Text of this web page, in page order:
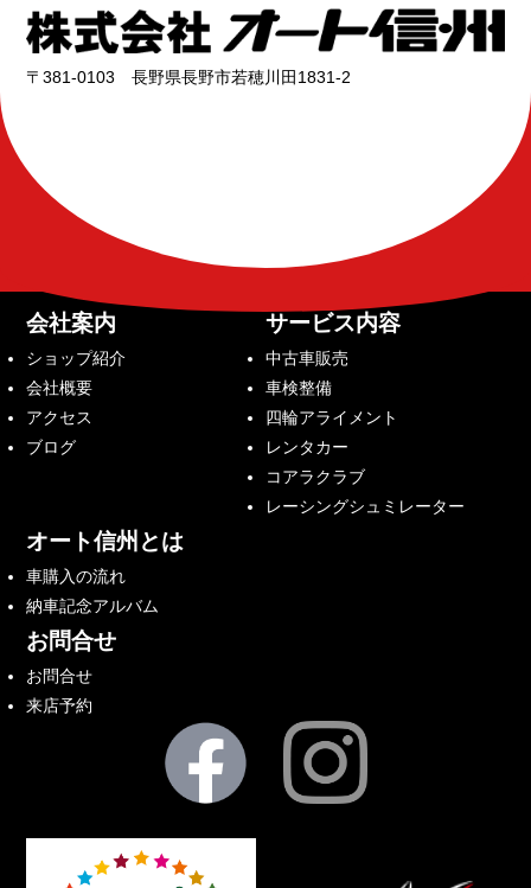
〒381-0103 長野県長野市若穂川田1831-2
会社案内
ショップ紹介
会社概要
アクセス
ブログ
サービス内容
中古車販売
車検整備
四輪アライメント
レンタカー
コアラクラブ
レーシングシュミレーター
オート信州とは
車購入の流れ
納車記念アルバム
お問合せ
お問合せ
来店予約